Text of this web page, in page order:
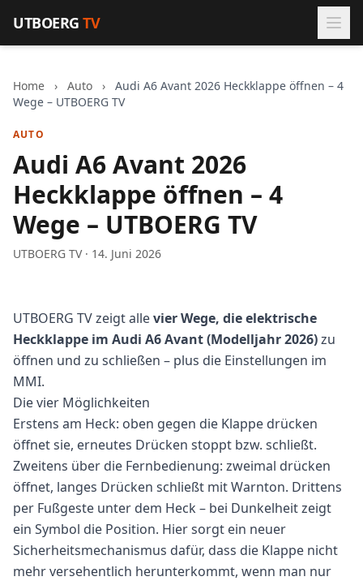
UTBOERGTV
Home › Auto ›
Audi A6 Avant 2026 Heckklappe öffnen – 4
Wege – UTBOERG TV
AUTO
Audi A6 Avant 2026
Heckklappe öffnen – 4
Wege – UTBOERG TV
UTBOERG TV · 14. Juni 2026
UTBOERG TV zeigt allevier Wege, die elektrische
Heckklappe im Audi A6 Avant (Modelljahr 2026)zu
öffnen und zu schließen – plus die Einstellungen im
MMI.
Die vier Möglichkeiten
Erstens am Heck: oben gegen die Klappe drücken
öffnet sie, erneutes Drücken stoppt bzw. schließt.
Zweitens über die Fernbedienung: zweimal drücken
öffnet, langes Drücken schließt mit Warnton. Drittens
per Fußgeste unter dem Heck – bei Dunkelheit zeigt
ein Symbol die Position. Hier sorgt ein neuer
Sicherheitsmechanismus dafür, dass die Klappe nicht
mehr versehentlich herunterkommt, wenn man nur